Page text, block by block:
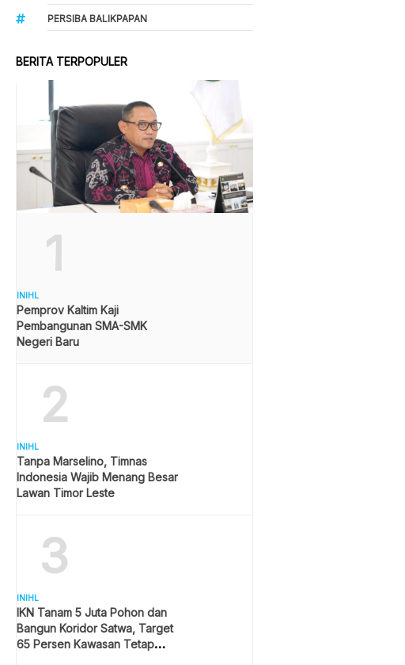
PERSIBA BALIKPAPAN
BERITA TERPOPULER
1
INIHL
Pemprov Kaltim Kaji
Pembangunan SMA-SMK
Negeri Baru
2
INIHL
Tanpa Marselino, Timnas
Indonesia Wajib Menang Besar
Lawan Timor Leste
3
INIHL
IKN Tanam 5 Juta Pohon dan
Bangun Koridor Satwa, Target
65 Persen Kawasan Tetap